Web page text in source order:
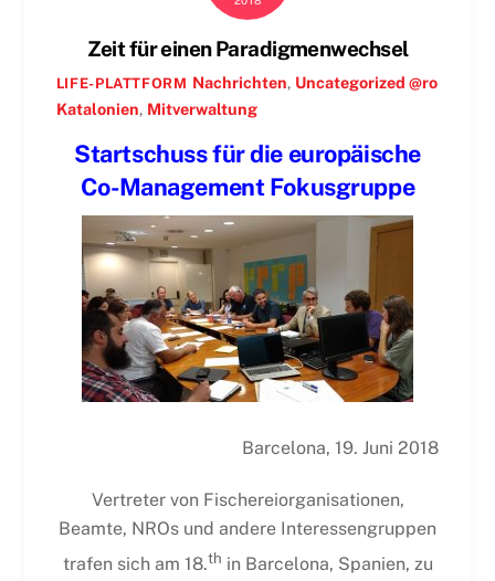
Zeit für einen Paradigmenwechsel
LIFE-PLATTFORM Nachrichten, Uncategorized @ro
Katalonien, Mitverwaltung
Startschuss für die europäische
Co-Management Fokusgruppe
Barcelona, 19. Juni 2018
Vertreter von Fischereiorganisationen,
Beamte, NROs und andere Interessengruppen
trafen sich am 18.th in Barcelona, Spanien, zu